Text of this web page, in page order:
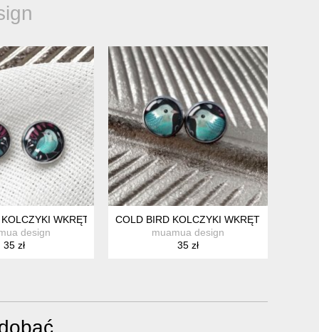
WKRĘTKI NA IMIENINY
design
35 zł
COLD BIRD KOLCZYKI WKRĘTKI DLA
muamua design
35 zł